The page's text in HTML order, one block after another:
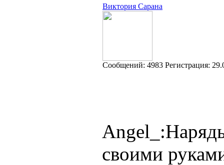
Виктория Сарана
Cообщений: 4983 Регистрация:
своими